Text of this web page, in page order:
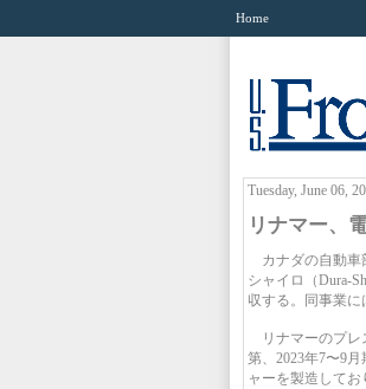
Home
Tuesday, June 06,
リナマー、
カナダの自動車
シャイロ（Dura-
収する。同事業に
リナマーのプレ
第、2023年7〜9
ャーを製造して